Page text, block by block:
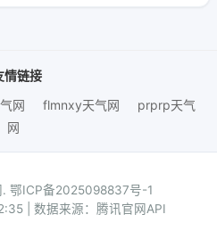
情链接
网 flmnxy天气网
prprp天气
网
鄂ICP备2025098837号-1
| 数据来源：腾讯官网API